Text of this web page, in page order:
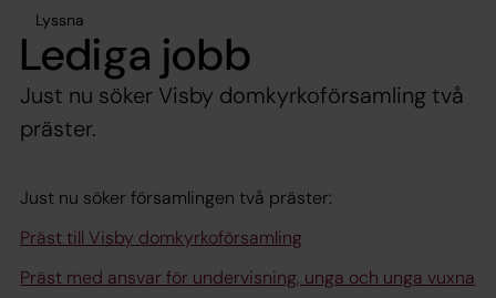
Lyssna
Lediga jobb
Just nu söker Visby domkyrkoförsamling två
präster.
Just nu söker församlingen två präster:
Präst till Visby domkyrkoförsamling
Präst med ansvar för undervisning, unga och unga vuxna